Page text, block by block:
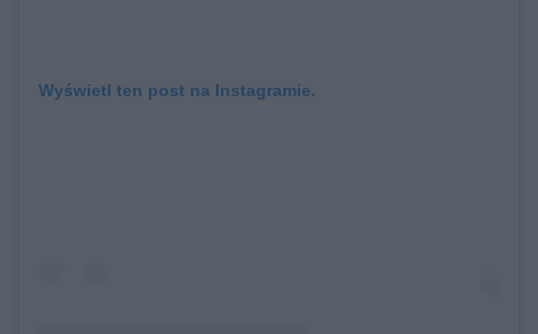
Wyświetl ten post na Instagramie.